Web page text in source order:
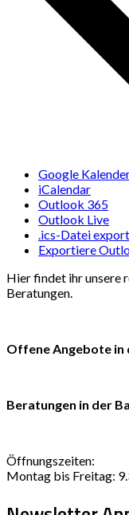
Google
iCalendar
Outlook 365
Outlook Live
.ics-Datei
Exportiere
Hier findet ihr unsere
Beratungen.
Offene Angebote in
Beratungen in der
Öffnungszeiten:
Montag bis Freitag: